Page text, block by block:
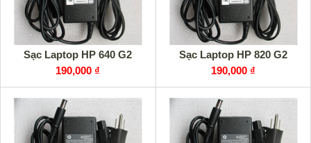
Sạc Laptop HP 640 G2
190,000 ₫
Sạc Laptop HP 820 G2
190,000 ₫